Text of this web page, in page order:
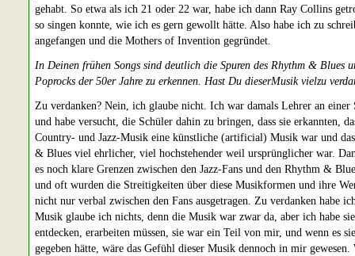
gehabt. So etwa als ich 21 oder 22 war, habe ich dann Ray Collins
so singen konnte, wie ich es gern gewollt hätte. Also habe ich zu
angefangen und die Mothers of Invention gegründet.
In Deinen frühen Songs sind deutlich die Spuren des Rhythm & Blues
Poprocks der 50er Jahre zu erkennen. Hast Du dieserMusik vielzu
Zu verdanken? Nein, ich glaube nicht. Ich war damals Lehrer an einer
und habe versucht, die Schüler dahin zu bringen, dass sie erkannten,
Country- und Jazz-Musik eine künstliche (artificial) Musik war und
& Blues viel ehrlicher, viel hochstehender weil ursprünglicher war.
es noch klare Grenzen zwischen den Jazz-Fans und den Rhythm &
und oft wurden die Streitigkeiten über diese Musikformen und ihre
nicht nur verbal zwischen den Fans ausgetragen. Zu verdanken habe
Musik glaube ich nichts, denn die Musik war zwar da, aber ich habe
entdecken, erarbeiten müssen, sie war ein Teil von mir, und wenn es
gegeben hätte, wäre das Gefühl dieser Musik dennoch in mir gewesen.